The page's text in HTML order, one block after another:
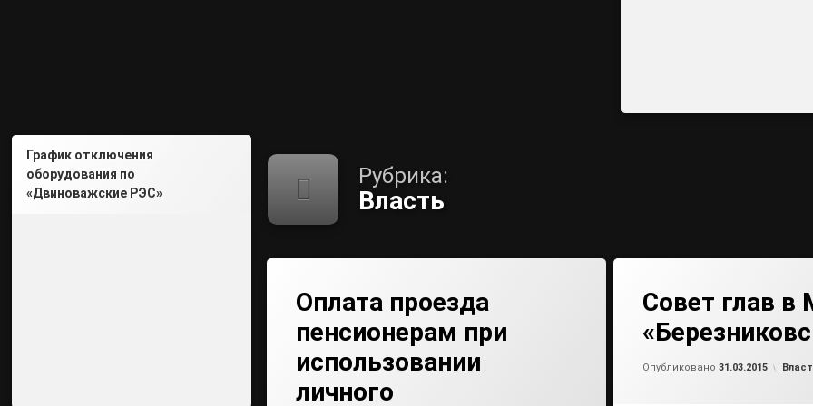
Рубрика:
Власть
Оплата проезда
пенсионерам при
использовании
личного
Совет глав в
Опубликовано 31.03.2015
График отключения
оборудования по
«Двиноважские РЭС»